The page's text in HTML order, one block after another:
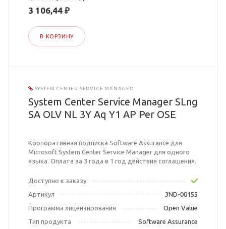
3 106,44 ₽
В КОРЗИНУ
SYSTEM CENTER SERVICE MANAGER
System Center Service Manager SLng
SA OLV NL 3Y Aq Y1 AP Per OSE
Корпоративная подписка Software Assurance для
Microsoft System Center Service Manager для одного
языка. Оплата за 3 года в 1 год действия соглашения.
Доступно к заказу
Артикул
3ND-00155
Программа лицензирования
Open Value
Тип продукта
Software Assurance